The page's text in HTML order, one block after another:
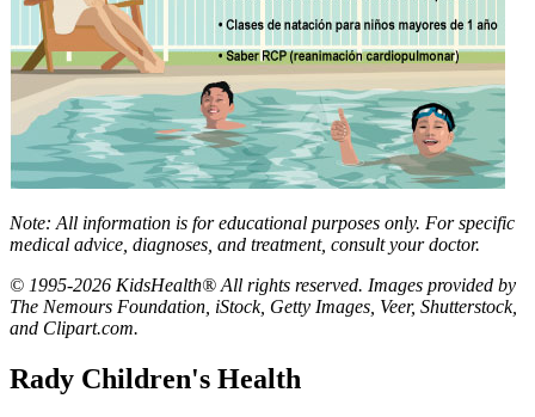
Note: All information is for educational purposes only. For specific
medical advice, diagnoses, and treatment, consult your doctor.
© 1995-2026 KidsHealth® All rights reserved. Images provided by
The Nemours Foundation, iStock, Getty Images, Veer, Shutterstock,
and Clipart.com.
Rady Children's Health